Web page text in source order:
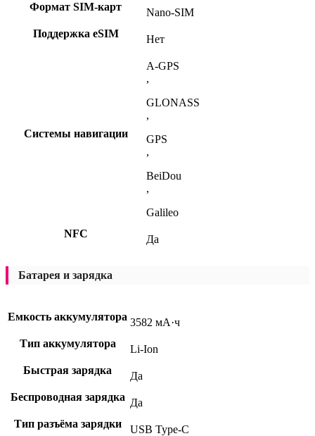
Формат SIM-карт
Nano-SIM
Поддержка eSIM
Нет
Системы навигации
A-GPS
,
GLONASS
,
GPS
,
BeiDou
,
Galileo
NFC
Да
Батарея и зарядка
Емкость аккумулятора 3582 мА·ч
Тип аккумулятора
Li-Ion
Быстрая зарядка
Да
Беспроводная зарядка Да
Тип разъёма зарядки
USB Type-C